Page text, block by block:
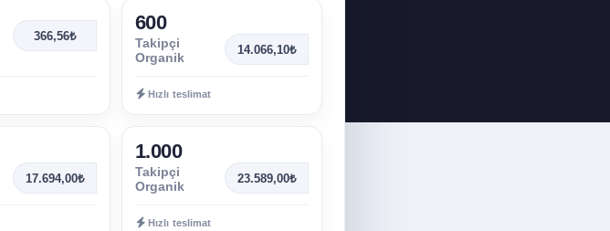
366,56₺
600
Takipçi
Organik
14.066,10₺
Hızlı teslimat
17.694,00₺
1.000
Takipçi
Organik
23.589,00₺
Hızlı teslimat